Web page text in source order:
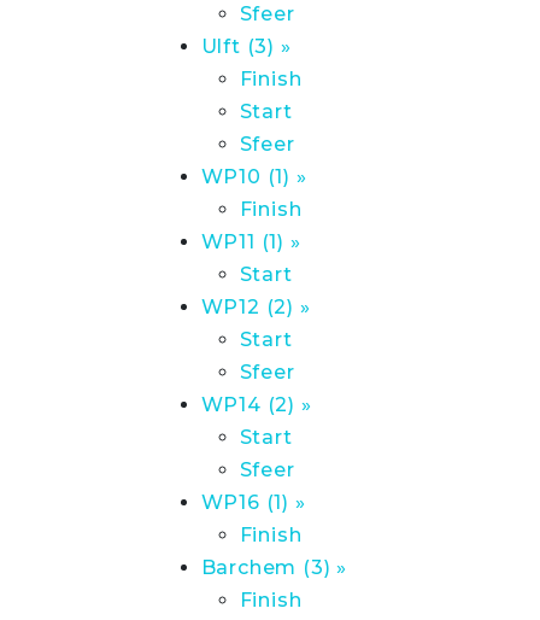
Sfeer
Ulft (3) »
Finish
Start
Sfeer
WP10 (1) »
Finish
WP11 (1) »
Start
WP12 (2) »
Start
Sfeer
WP14 (2) »
Start
Sfeer
WP16 (1) »
Finish
Barchem (3) »
Finish